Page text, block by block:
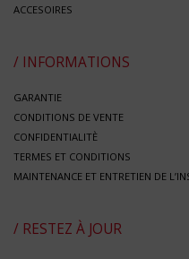
ACCESOIRES
/ INFORMATIONS
GARANTIE
CONDITIONS DE VENTE
CONFIDENTIALITÈ
TERMES ET CONDITIONS
MAINTENANCE ET ENTRETIEN DE
/ RESTEZ À JOUR